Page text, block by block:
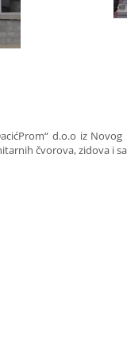
d.o.o iz
čvorova, zidova i